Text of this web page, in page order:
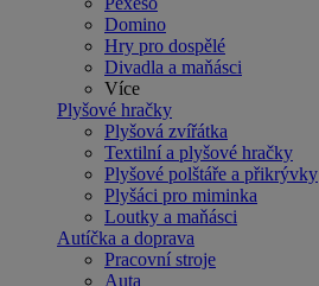
Domino
Hry pro dospělé
Divadla a maňásci
Více
Plyšové hračky
Plyšová zvířátka
Textilní a plyšové hračky
Plyšové polštáře a přikrývky
Plyšáci pro miminka
Loutky a maňásci
Autíčka a doprava
Pracovní stroje
Auta